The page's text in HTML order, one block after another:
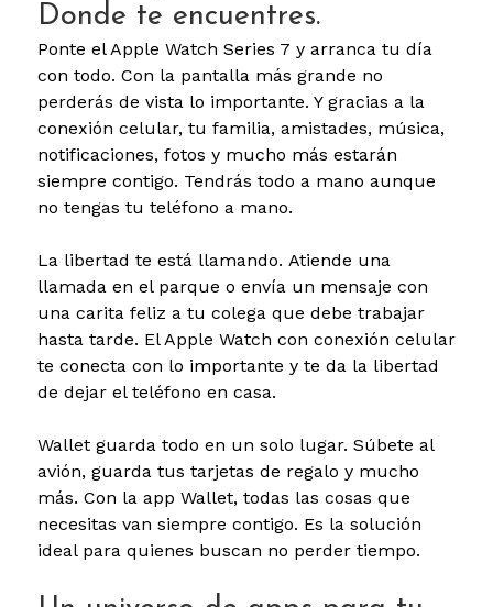
Donde te encuentres.
Ponte el Apple Watch Series 7 y arranca tu día
con todo. Con la pantalla más grande no
perderás de vista lo importante. Y gracias a la
conexión celular, tu familia, amistades, música,
notificaciones, fotos y mucho más estarán
siempre contigo. Tendrás todo a mano aunque
no tengas tu teléfono a mano.
La libertad te está llamando. Atiende una
llamada en el parque o envía un mensaje con
una carita feliz a tu colega que debe trabajar
hasta tarde. El Apple Watch con conexión celular
te conecta con lo importante y te da la libertad
de dejar el teléfono en casa.
Wallet guarda todo en un solo lugar. Súbete al
avión, guarda tus tarjetas de regalo y mucho
más. Con la app Wallet, todas las cosas que
necesitas van siempre contigo. Es la solución
ideal para quienes buscan no perder tiempo.